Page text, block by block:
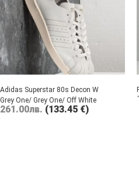
Adidas Superstar 80s Decon W
Grey One/ Grey One/ Off White
261.00лв. (133.45 €)